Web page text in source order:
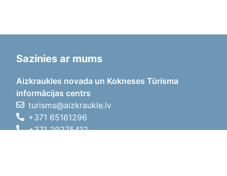
Sazinies ar mums
Aizkraukles novada un Kokneses Tūrisma
informācijas centrs
turisms@aizkraukle.lv
+371 65161296
+371 29275412